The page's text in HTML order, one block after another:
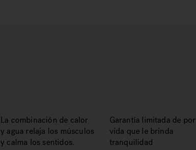
La combinación de calor
y agua relaja los músculos
y calma los sentidos.
Garantía limitada de por
vida que le brinda
tranquilidad